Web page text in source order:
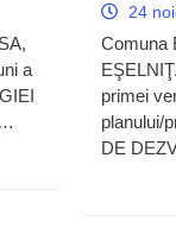
a
24
Comuna
primei
planului/
DE